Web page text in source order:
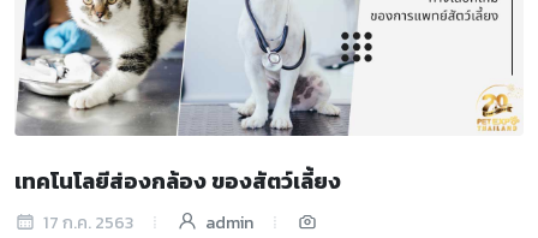
เทคโนโลยีส่องกล้อง ของสัตว์เลี้ยง
17 ก.ค. 2563 admin